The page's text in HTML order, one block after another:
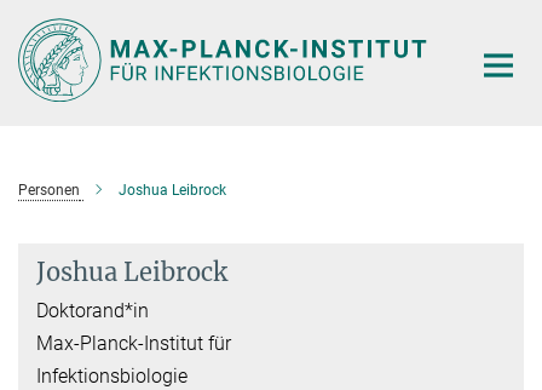
Hauptinhalt
Personen Joshua Leibrock
Joshua Leibrock
Doktorand*in
Max-Planck-Institut für
Infektionsbiologie